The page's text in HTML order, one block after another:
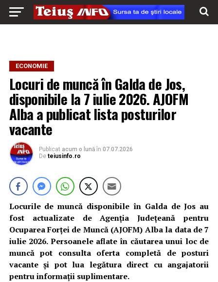
ECONOMIE
Locuri de muncă în Galda de Jos,
disponibile la 7 iulie 2026. AJOFM
Alba a publicat lista posturilor
vacante
Publicat acum o lună în 07.07.2026
De teiusinfo.ro
Locurile de muncă disponibile în Galda de Jos au
fost actualizate de Agenția Județeană pentru
Ocuparea Forței de Muncă (AJOFM) Alba la data de 7
iulie 2026. Persoanele aflate în căutarea unui loc de
muncă pot consulta oferta completă de posturi
vacante și pot lua legătura direct cu angajatorii
pentru informații suplimentare.